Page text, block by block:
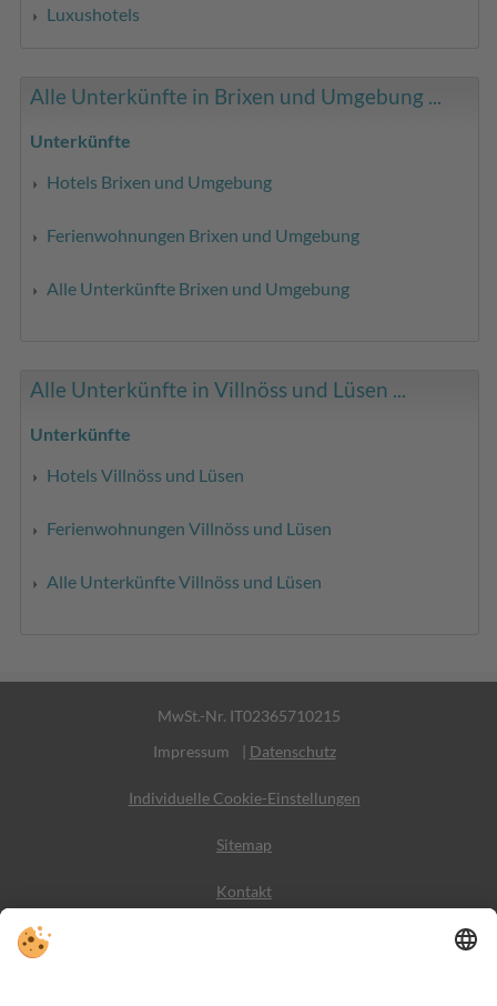
Luxushotels
Alle Unterkünfte in Brixen und Umgebung ...
Unterkünfte
Hotels Brixen und Umgebung
Ferienwohnungen Brixen und Umgebung
Alle Unterkünfte Brixen und Umgebung
Alle Unterkünfte in Villnöss und Lüsen ...
Unterkünfte
Hotels Villnöss und Lüsen
Ferienwohnungen Villnöss und Lüsen
Alle Unterkünfte Villnöss und Lüsen
MwSt.-Nr. IT02365710215
Impressum
| Datenschutz
Individuelle Cookie-Einstellungen
Sitemap
Kontakt